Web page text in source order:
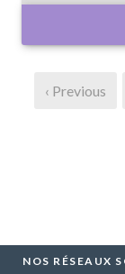
‹ Previous
NOS RÉSEAUX